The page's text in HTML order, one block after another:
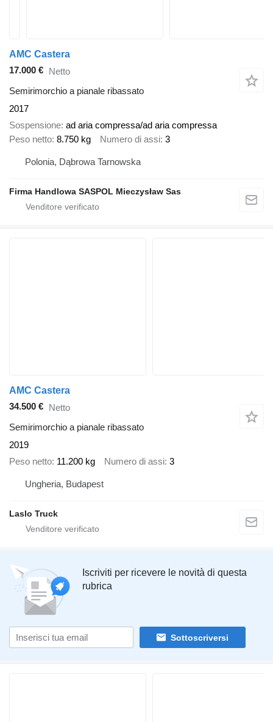
AMC Castera
17.000 € Netto
Semirimorchio a pianale ribassato
2017
Sospensione ad aria compressa/ad aria compressa
Peso netto 8.750 kg Numero di assi 3
Polonia, Dąbrowa Tarnowska
Firma Handlowa SASPOL Mieczysław Sas
AMC Castera
34.500 € Netto
Semirimorchio a pianale ribassato
2019
Peso netto 11.200 kg Numero di assi 3
Ungheria, Budapest
Laslo Truck
Iscriviti per ricevere le novità di questa
rubrica
Sottoscriversi